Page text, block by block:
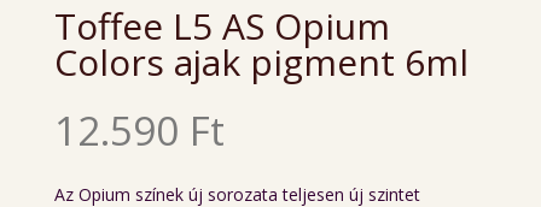
Toffee L5 AS Opium
Colors ajak pigment 6ml
12.590 Ft
Az Opium színek új sorozata teljesen új szintet